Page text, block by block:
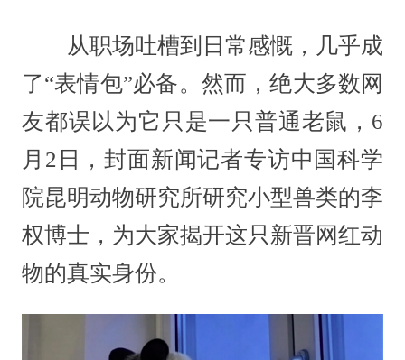
从职场吐槽到日常感慨，几乎成
了“表情包”必备。然而，绝大多数网
友都误以为它只是一只普通老鼠，6
月2日，封面新闻记者专访中国科学
院昆明动物研究所研究小型兽类的李
权博士，为大家揭开这只新晋网红动
物的真实身份。